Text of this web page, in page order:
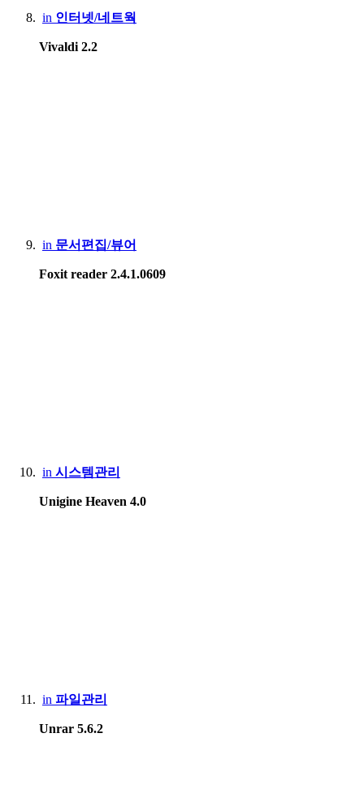
in 인터넷/네트웍
Vivaldi 2.2
in 문서편집/뷰어
Foxit reader 2.4.1.0609
in 시스템관리
Unigine Heaven 4.0
in 파일관리
Unrar 5.6.2